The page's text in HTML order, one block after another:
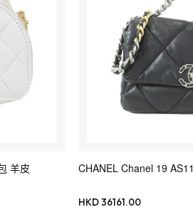
羊皮 CHANEL Chanel 19
HKD 36161.00